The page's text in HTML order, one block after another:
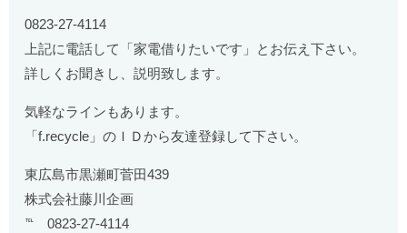
0823-27-4114
上記に電話して「家電借りたいです」とお伝え下さい。
詳しくお聞きし、説明致します。
気軽なラインもあります。
「f.recycle」のＩＤから友達登録して下さい。
東広島市黒瀬町菅田439
株式会社藤川企画
℡ 0823-27-4114